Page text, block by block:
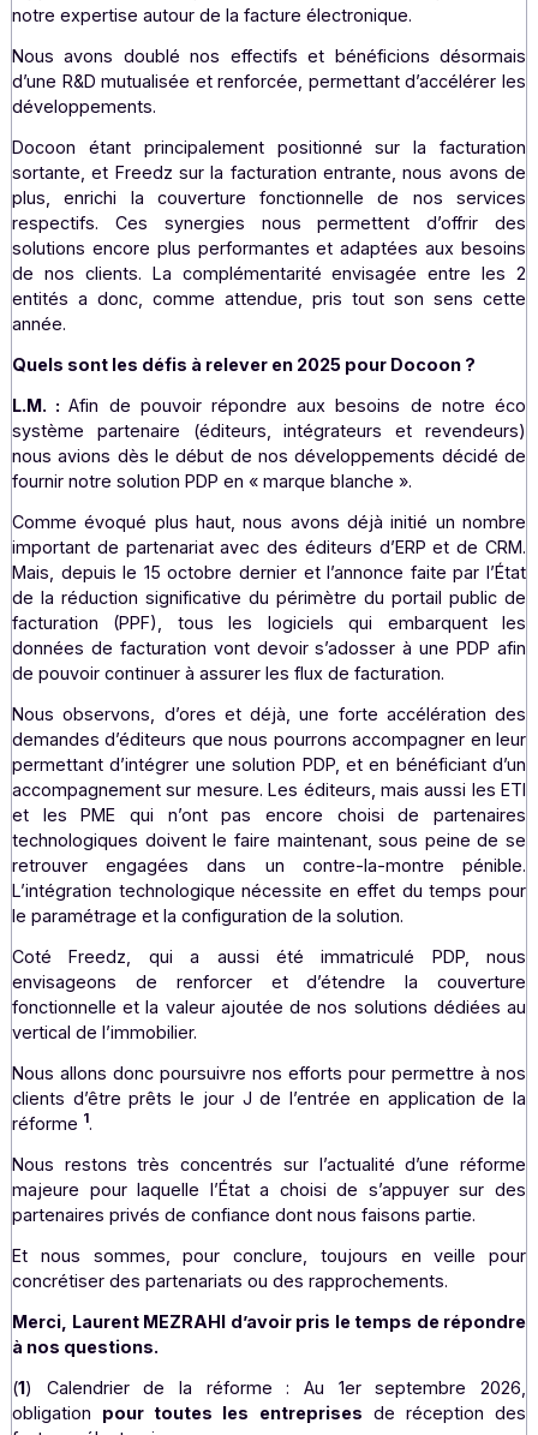
reconnu sur ce marché de la facturation
efficacité et une disponibilité optimales.
Que signifie pour Docoon l’intégration de Neovacom
L.M. :
Dans le contexte évoqué de la
rapprochement nous permet de consolider notre
notre expertise autour de la facture électronique.
Nous avons doublé nos effectifs et bénéficions
d’une R&D mutualisée et renforcée, permettant
développements.
Docoon étant principalement positionné sur la
plus, enrichi la couverture fonctionnelle de nos
respectifs. Ces synergies nous permettent
solutions encore plus performantes et adaptées aux
entités a donc, comme attendue, pris tout son sens
année.
Quels sont les défis à relever en 2025 pour Docoon ?
L.M. :Afin de pouvoir répondre aux besoins de
système partenaire (éditeurs, intégrateurs et
nous avions dès le début de nos développements
fournir notre solution PDP en « marque blanche ».
Comme évoqué plus haut, nous avons déjà initié un
important de partenariat avec des éditeurs d’ERP et de
Mais, depuis le 15 octobre dernier et l’annonce faite par
de la réduction significative du périmètre du portail
facturation (PPF), tous les logiciels qui
données de facturation vont devoir s’adosser à une
de pouvoir continuer à assurer les flux de facturation.
Nous observons, d’ores et déjà, une forte
demandes d’éditeurs que nous pourrons accompagner
accompagnement sur mesure. Les éditeurs, mais aussi
et les PME qui n’ont pas encore choisi de
technologiques doivent le faire maintenant, sous peine
retrouver engagées dans un contre-la-montre
L’intégration technologique nécessite en effet du
le paramétrage et la configuration de la solution.
Coté Freedz, qui a aussi été immatriculé PDP,
envisageons de renforcer et d’étendre la
fonctionnelle et la valeur ajoutée de nos solutions
vertical de l’immobilier.
Nous allons donc poursuivre nos efforts pour permettre
clients d’être prêts le jour J de l’entrée en application